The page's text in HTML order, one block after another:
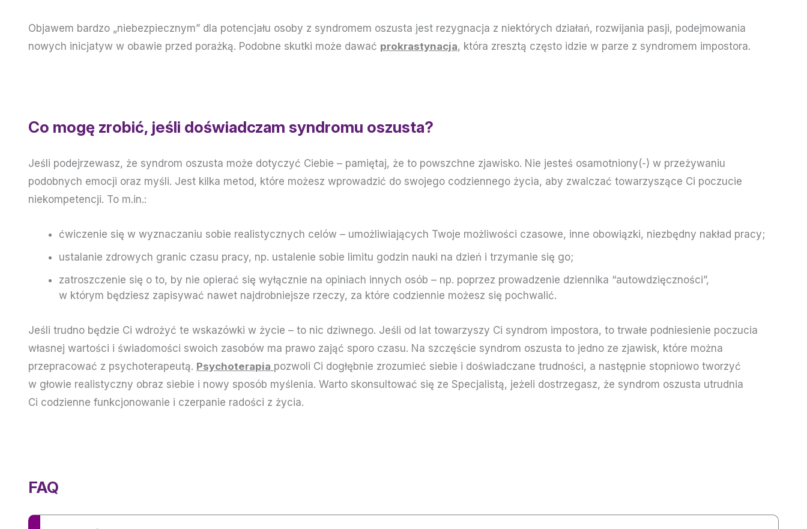
Objawem bardzo „niebezpiecznym” dla potencjału osoby z syndromem oszusta jest rezygnacja z niektórych działań, rozwijania pasji, podejmowania
nowych inicjatyw w obawie przed porażką. Podobne skutki może dawać prokrastynacja, która zresztą często idzie w parze z syndromem impostora.
Co mogę zrobić, jeśli doświadczam syndromu oszusta?
Jeśli podejrzewasz, że syndrom oszusta może dotyczyć Ciebie – pamiętaj, że to powszchne zjawisko. Nie jesteś osamotniony(-) w przeżywaniu
podobnych emocji oraz myśli. Jest kilka metod, które możesz wprowadzić do swojego codziennego życia, aby zwalczać towarzyszące Ci poczucie
niekompetencji. To m.in.:
ćwiczenie się w wyznaczaniu sobie realistycznych celów – umożliwiających Twoje możliwości czasowe, inne obowiązki, niezbędny nakład pracy;
ustalanie zdrowych granic czasu pracy, np. ustalenie sobie limitu godzin nauki na dzień i trzymanie się go;
zatroszczenie się o to, by nie opierać się wyłącznie na opiniach innych osób – np. poprzez prowadzenie dziennika “autowdzięczności”,
w którym będziesz zapisywać nawet najdrobniejsze rzeczy, za które codziennie możesz się pochwalić.
Jeśli trudno będzie Ci wdrożyć te wskazówki w życie – to nic dziwnego. Jeśli od lat towarzyszy Ci syndrom impostora, to trwałe podniesienie poczucia
własnej wartości i świadomości swoich zasobów ma prawo zająć sporo czasu. Na szczęście syndrom oszusta to jedno ze zjawisk, które można
przepracować z psychoterapeutą. Psychoterapia pozwoli Ci dogłębnie zrozumieć siebie i doświadczane trudności, a następnie stopniowo tworzyć
w głowie realistyczny obraz siebie i nowy sposób myślenia. Warto skonsultować się ze Specjalistą, jeżeli dostrzegasz, że syndrom oszusta utrudnia
Ci codzienne funkcjonowanie i czerpanie radości z życia.
FAQ